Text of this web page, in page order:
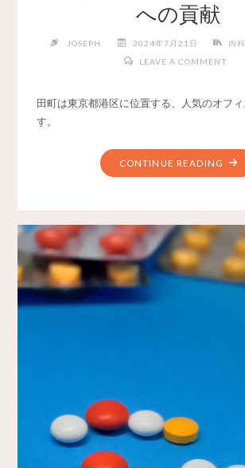
への貢献
JOSEPH 2024年7月21日 内科
LEAVE A COMMENT
田町は東京都港区に位置する、人気のオフ
す。
CONTINUE READING